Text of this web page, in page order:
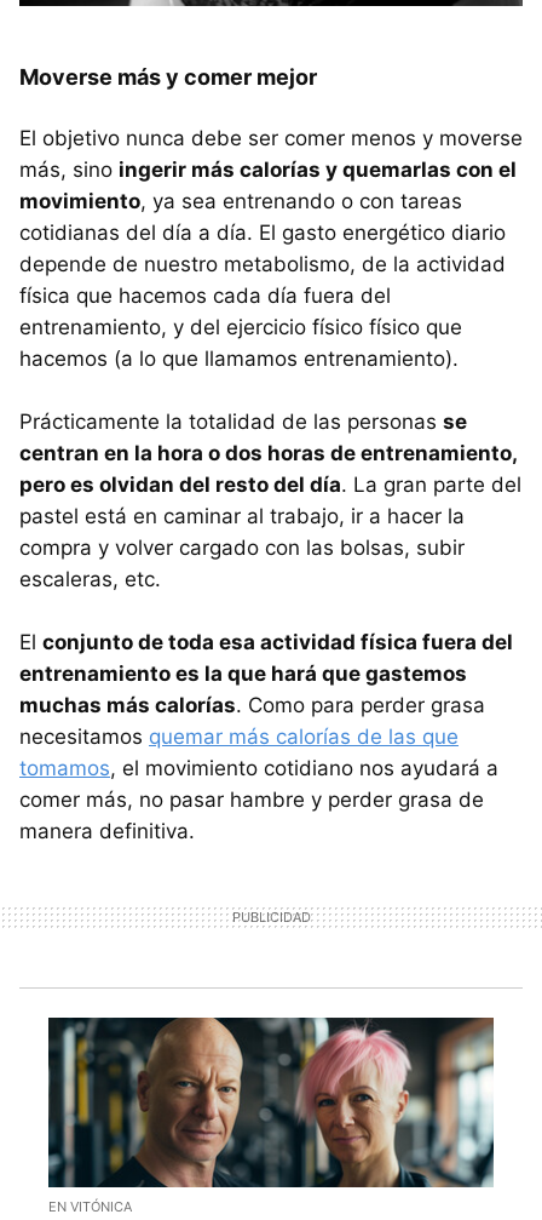
Moverse más y comer mejor
El objetivo nunca debe ser comer menos y moverse
más, sino ingerir más calorías y quemarlas con el
movimiento, ya sea entrenando o con tareas
cotidianas del día a día. El gasto energético diario
depende de nuestro metabolismo, de la actividad
física que hacemos cada día fuera del
entrenamiento, y del ejercicio físico físico que
hacemos (a lo que llamamos entrenamiento).
Prácticamente la totalidad de las personas se
centran en la hora o dos horas de entrenamiento,
pero es olvidan del resto del día. La gran parte del
pastel está en caminar al trabajo, ir a hacer la
compra y volver cargado con las bolsas, subir
escaleras, etc.
El conjunto de toda esa actividad física fuera del
entrenamiento es la que hará que gastemos
muchas más calorías. Como para perder grasa
necesitamos quemar más calorías de las que
tomamos, el movimiento cotidiano nos ayudará a
comer más, no pasar hambre y perder grasa de
manera definitiva.
EN VITÓNICA